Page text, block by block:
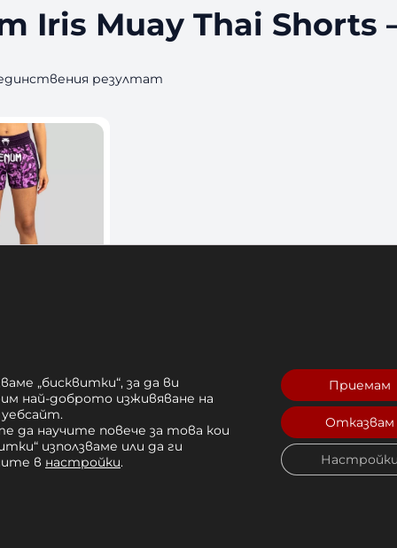
Iris Muay Thai Shorts
резултат
Venum
Shorts –
Купи
„бисквитки“, за да ви
най-доброто изживяване на
да научите повече за това кои
използваме или да ги
в настройки.
Приемам
Отказвам